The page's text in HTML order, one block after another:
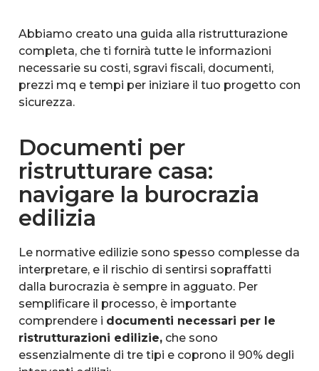
​Abbiamo creato una guida alla ristrutturazione
completa, che ti fornirà tutte le informazioni
necessarie su costi, sgravi fiscali, documenti,
prezzi mq e tempi per iniziare il tuo progetto con
sicurezza.
Documenti per
ristrutturare casa:
navigare la burocrazia
edilizia
Le normative edilizie sono spesso complesse da
interpretare, e il rischio di sentirsi sopraffatti
dalla burocrazia è sempre in agguato. Per
semplificare il processo, è importante
comprendere i documenti necessari per le
ristrutturazioni edilizie, che sono
essenzialmente di tre tipi e coprono il 90% degli